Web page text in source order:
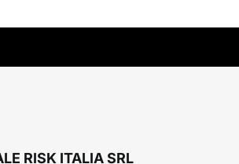
RISK ITALIA SRL